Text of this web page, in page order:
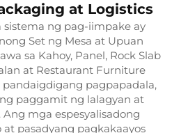
at Logistics
ng pag-iimpake ay
Set ng Mesa at Upuan
sa Kahoy, Panel, Rock Slab
at Restaurant Furniture
pagpapadala,
paggamit ng lalagyan at
mga espesyalisadong
pasadyang pagkakaayos